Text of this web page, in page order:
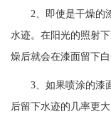
2、即使是干燥的
水迹。在阳光的照射
燥后就会在漆面留下
3、如果喷涂的漆
后留下水迹的几率更大